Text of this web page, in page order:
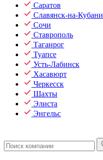
Саратов
Славянск-на-Кубани
Сочи
Ставрополь
Таганрог
Туапсе
Усть-Лабинск
Хасавюрт
Черкесск
Шахты
Элиста
Энгельс